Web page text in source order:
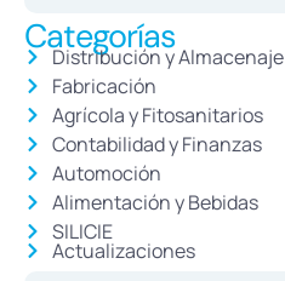
Categorías
Distribución y Almacenaje
Fabricación
Agrícola y Fitosanitarios
Contabilidad y Finanzas
Automoción
Alimentación y Bebidas
SILICIE
Actualizaciones